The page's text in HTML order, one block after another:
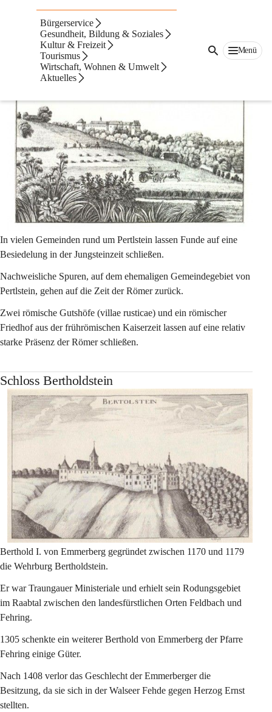
Bürgerservice
Gesundheit, Bildung & Soziales
Kultur & Freizeit
Tourismus
Wirtschaft, Wohnen & Umwelt
Aktuelles
Menü
Ortsteilchronik
Pertlstein
Von Bertholdstein nach Pertlstein
In vielen Gemeinden rund um Pertlstein lassen Funde auf eine
Besiedelung in der Jungsteinzeit schließen.
Nachweisliche Spuren, auf dem ehemaligen Gemeindegebiet von
Pertlstein, gehen auf die Zeit der Römer zurück.
Zwei römische Gutshöfe (villae rusticae) und ein römischer
Friedhof aus der frührömischen Kaiserzeit lassen auf eine relativ
starke Präsenz der Römer schließen.
Schloss Bertholdstein
Berthold I. von Emmerberg gegründet zwischen 1170 und 1179
die Wehrburg Bertholdstein.
Er war Traungauer Ministeriale und erhielt sein Rodungsgebiet
im Raabtal zwischen den landesfürstlichen Orten Feldbach und
Fehring.
1305 schenkte ein weiterer Berthold von Emmerberg der Pfarre
Fehring einige Güter.
Nach 1408 verlor das Geschlecht der Emmerberger die
Besitzung, da sie sich in der Walseer Fehde gegen Herzog Ernst
stellten.